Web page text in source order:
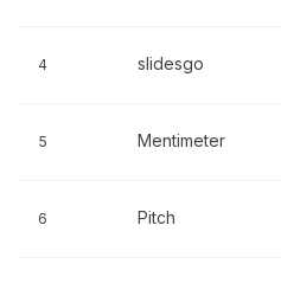
4 slidesgo
5 Mentimeter
6 Pitch